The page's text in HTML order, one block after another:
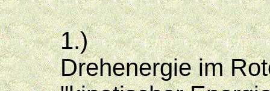
1.)
Drehenergie im